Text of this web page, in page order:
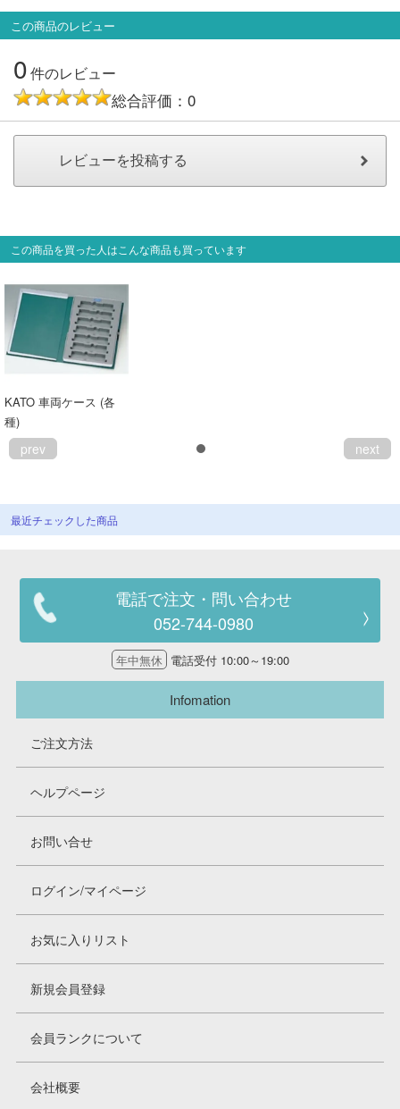
ご注文方法
ヘルプページ
お問い合せ
会員ランクについて
この商品のレビュー
0件のレビュー
総合評価：0
この商品を買った人はこんな商品も買っています
KATO 車両ケース (各
種)
prev next
最近チェックした商品
電話で注文・問い合わせ
052-744-0980
年中無休 電話受付 10:00～19:00
Infomation
ご注文方法
ヘルプページ
お問い合せ
ログイン/マイページ
お気に入りリスト
新規会員登録
会員ランクについて
会社概要